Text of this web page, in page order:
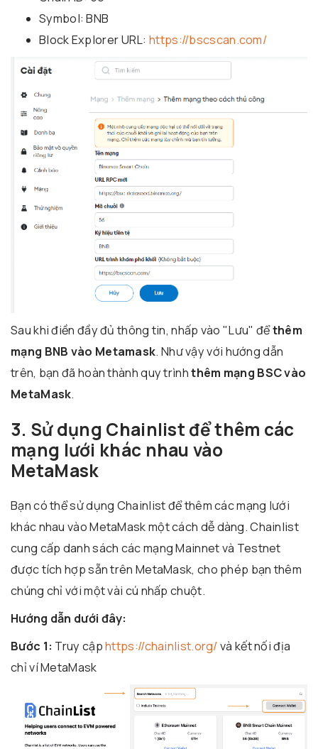
Symbol: BNB
Block Explorer URL:https://bscscan.com/
Sau khi điền đầy đủ thông tin, nhấp vào "Lưu" đểthêm
mạng BNB vào Metamask. Như vậy với hướng dẫn
trên, bạn đã hoàn thành quy trìnhthêm mạng BSC vào
MetaMask.
3. Sử dụng Chainlist để thêm các
mạng lưới khác nhau vào
MetaMask
Bạn có thể sử dụng Chainlist để thêm các mạng lưới
khác nhau vào MetaMask một cách dễ dàng. Chainlist
cung cấp danh sách các mạng Mainnet và Testnet
được tích hợp sẵn trên MetaMask, cho phép bạn thêm
chúng chỉ với một vài cú nhấp chuột.
Hướng dẫn dưới đây:
Bước 1: Truy cậphttps://chainlist.org/và kết nối địa
chỉ ví MetaMask